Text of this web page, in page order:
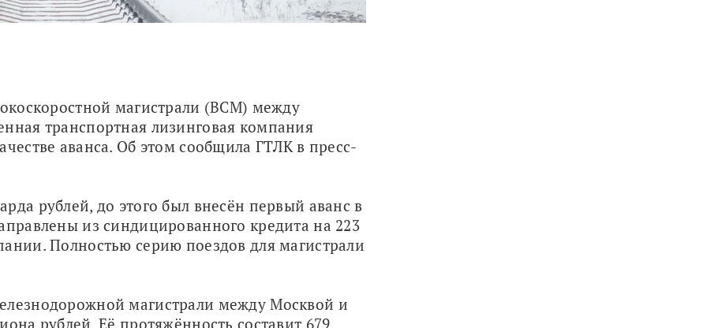
магистрали (ВСМ) между
транспортная лизинговая компания
аванса. Об этом сообщила ГТЛК в пресс-
рублей, до этого был внесён первый аванс в
из синдицированного кредита на 223
Полностью серию поездов для магистрали
магистрали между Москвой и
рублей. Её протяжённость составит 679